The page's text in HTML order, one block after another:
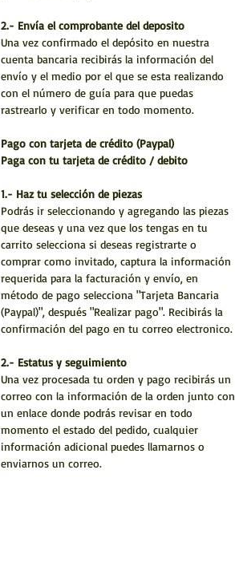
2.- Envía el comprobante del deposito
Una vez confirmado el depósito en nuestra
cuenta bancaria recibirás la información del
envío y el medio por el que se esta realizando
con el número de guía para que puedas
rastrearlo y verificar en todo momento.
Pago con tarjeta de crédito (Paypal)
Paga con tu tarjeta de crédito / debito
1.- Haz tu selección de piezas
Podrás ir seleccionando y agregando las piezas
que deseas y una vez que los tengas en tu
carrito selecciona si deseas registrarte o
comprar como invitado, captura la información
requerida para la facturación y envío, en
método de pago selecciona "Tarjeta Bancaria
(Paypal)", después "Realizar pago". Recibirás la
confirmación del pago en tu correo electronico.
2.- Estatus y seguimiento
Una vez procesada tu orden y pago recibirás un
correo con la información de la orden junto con
un enlace donde podrás revisar en todo
momento el estado del pedido, cualquier
información adicional puedes llamarnos o
enviarnos un correo.